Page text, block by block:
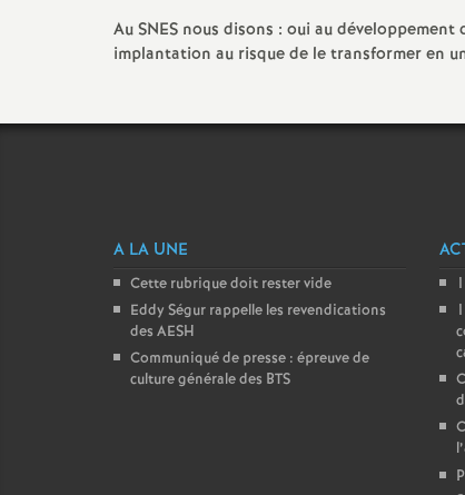
Au SNES nous disons : oui au
implantation au risque de le transformer en
A LA UNE
Cette rubrique doit rester vide
Eddy Ségur rappelle les revendications
des AESH
Communiqué de presse : épreuve de
culture générale des BTS